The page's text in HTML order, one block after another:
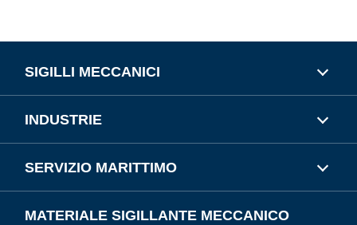
SIGILLI MECCANICI
INDUSTRIE
SERVIZIO MARITTIMO
MATERIALE SIGILLANTE MECCANICO